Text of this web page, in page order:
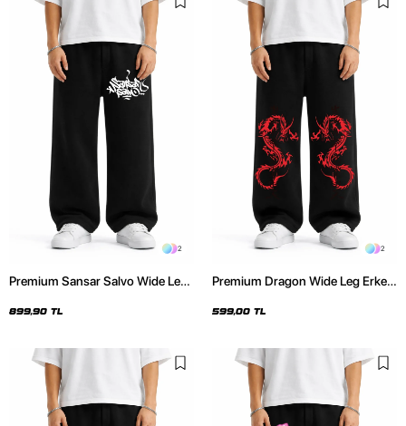
2
Premium Sansar Salvo Wide Leg
899,90 TL
2
Premium Dragon Wide Leg Erkek
599,00 TL